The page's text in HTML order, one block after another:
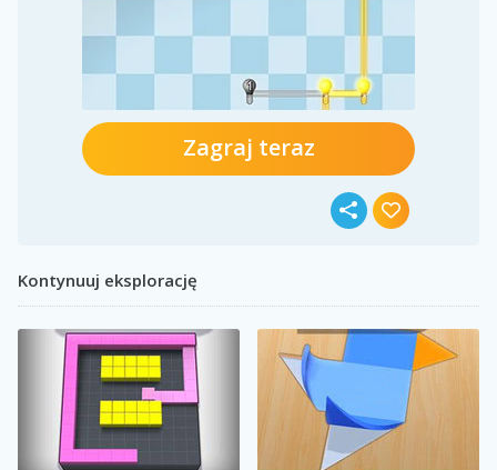
Zagraj teraz
Kontynuuj eksplorację